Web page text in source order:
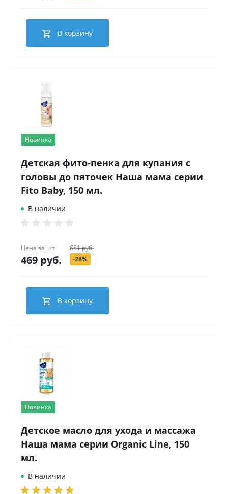
В корзину
Новинка
Детская фито-пенка для купания с
головы до пяточек Наша мама серии
Fito Baby, 150 мл.
В наличии
Цена за шт
469 руб.
651 руб.
-28%
В корзину
Новинка
Детское масло для ухода и массажа
Наша мама серии Organic Line, 150
мл.
В наличии